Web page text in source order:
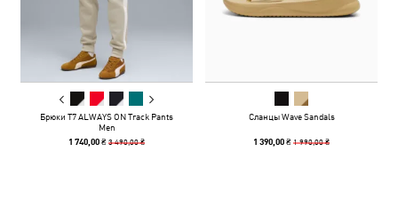
Брюки T7 ALWAYS ON Track Pants
Men
1 740,00 ₴3 490,00 ₴
Сланцы Wave Sandals
1 390,00 ₴1 990,00 ₴